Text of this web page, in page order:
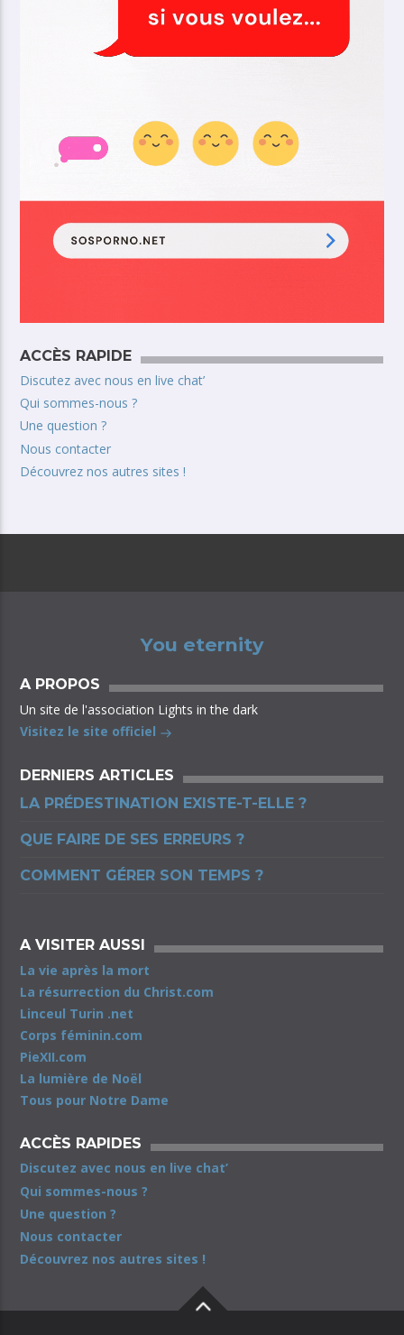
ACCÈS RAPIDE
Discutez avec nous en live chat’
Qui sommes-nous ?
Une question ?
Nous contacter
Découvrez nos autres sites !
You eternity
A PROPOS
Un site de l'association Lights in the dark
Visitez le site officiel
DERNIERS ARTICLES
LA PRÉDESTINATION EXISTE-T-ELLE ?
QUE FAIRE DE SES ERREURS ?
COMMENT GÉRER SON TEMPS ?
A VISITER AUSSI
La vie après la mort
La résurrection du Christ.com
Linceul Turin .net
Corps féminin.com
PieXII.com
La lumière de Noël
Tous pour Notre Dame
ACCÈS RAPIDES
Discutez avec nous en live chat’
Qui sommes-nous ?
Une question ?
Nous contacter
Découvrez nos autres sites !